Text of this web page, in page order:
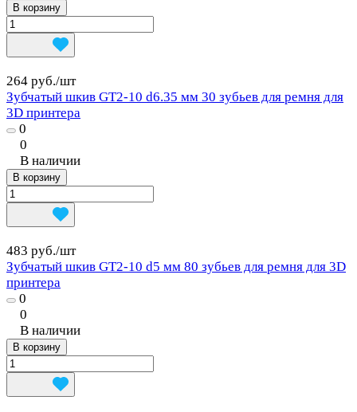
В корзину
264 руб./шт
Зубчатый шкив GT2-10 d6.35 мм 30 зубьев для ремня для
3D принтера
0
0
В наличии
В корзину
483 руб./шт
Зубчатый шкив GT2-10 d5 мм 80 зубьев для ремня для 3D
принтера
0
0
В наличии
В корзину